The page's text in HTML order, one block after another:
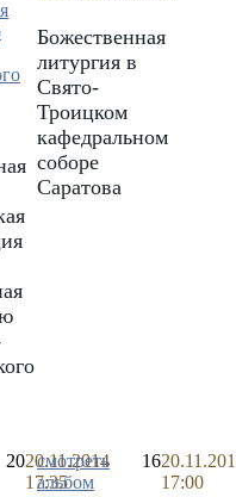
2020.11.2014
17:35
Божественная
литургия в
Свято-
Троицком
кафедральном
соборе
Саратова
смотреть
альбом
16
17:00